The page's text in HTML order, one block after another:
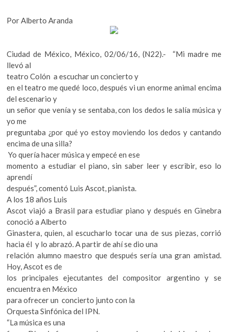
Por Alberto Aranda
Ciudad de México, México, 02/06/16, (N22).- “Mi madre me
llevó al
teatro Colón a escuchar un concierto y
en el teatro me quedé loco, después vi un enorme animal encima
del escenario y
un señor que venía y se sentaba, con los dedos le salía música y
yo me
preguntaba ¿por qué yo estoy moviendo los dedos y cantando
encima de una silla?
Yo quería hacer música y empecé en ese
momento a estudiar el piano, sin saber leer y escribir, eso lo
aprendí
después”, comentó Luis Ascot, pianista.
A los 18 años Luis
Ascot viajó a Brasil para estudiar piano y después en Ginebra
conoció a Alberto
Ginastera, quien, al escucharlo tocar una de sus piezas, corrió
hacia él y lo abrazó. A partir de ahí se dio una
relación alumno maestro que después sería una gran amistad.
Hoy, Ascot es de
los principales ejecutantes del compositor argentino y se
encuentra en México
para ofrecer un concierto junto con la
Orquesta Sinfónica del IPN.
“La música es una